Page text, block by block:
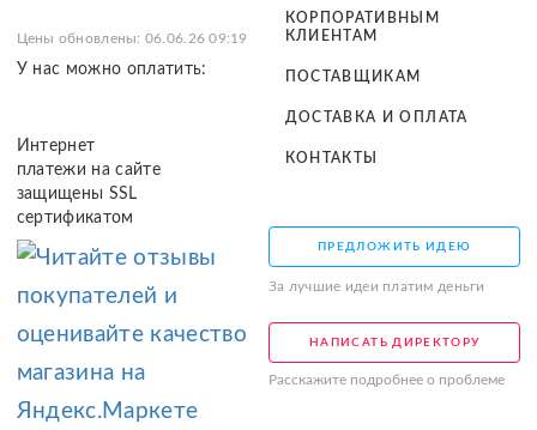
Цены обновлены: 06.06.26 09:19
У нас можно оплатить:
Интернет
платежи на сайте
защищены SSL
сертификатом
КОРПОРАТИВНЫМ
КЛИЕНТАМ
ПОСТАВЩИКАМ
ДОСТАВКА И ОПЛАТА
КОНТАКТЫ
ПРЕДЛОЖИТЬ ИДЕЮ
За лучшие идеи платим деньги
НАПИСАТЬ ДИРЕКТОРУ
Расскажите подробнее о проблеме